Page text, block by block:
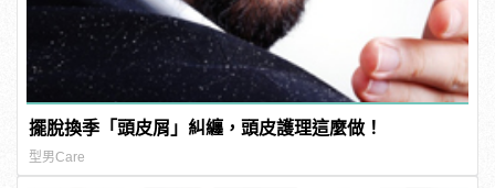
擺脫換季「頭皮屑」糾纏，頭皮護理這麼做！
型男Care